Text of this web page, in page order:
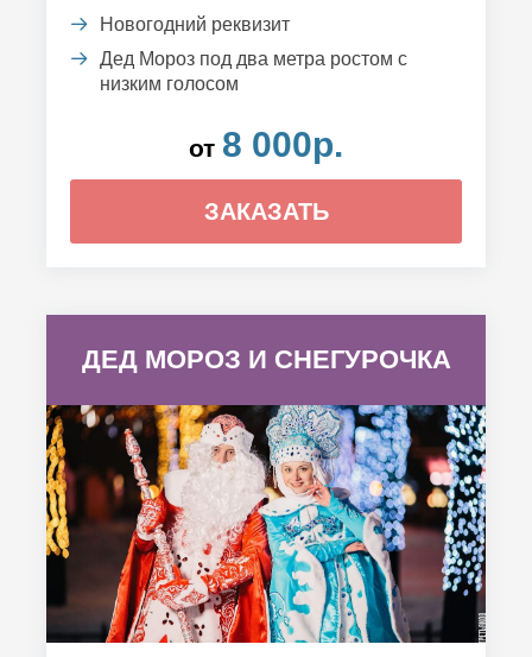
Новогодний реквизит
Дед Мороз под два метра ростом с
низким голосом
от 8 000р.
ЗАКАЗАТЬ
ДЕД МОРОЗ И СНЕГУРОЧКА